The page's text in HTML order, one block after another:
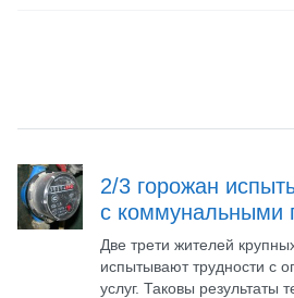
2/3 горожан
с коммунальными
Две трети жителей
испытывают трудности с
услуг. Таковы результаты